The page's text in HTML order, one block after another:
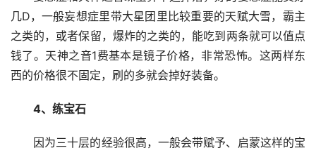
几D，一般妄想症里带大星团里比较重要的天赋大雪，霸主
之类的，或者保留，爆炸的之类的，能吃到两条就可以值点
钱了。天神之音1费基本是镜子价格，非常恐怖。这两样东
西的价格很不固定，刷的多就会掉好装备。
4、练宝石
因为三十层的经验很高，一般会带赋予、启蒙这样的宝